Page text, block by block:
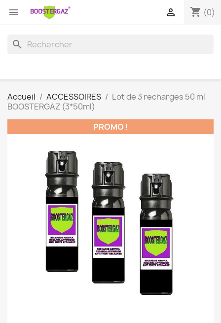
 shopping_cart (0)

search
Accueil ACCESSOIRES
Lot de 3 recharges 50 ml
BOOSTERGAZ (3*50ml)
PROMO !